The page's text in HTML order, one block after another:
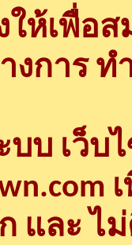
ให้เพื่อ
งการ ท
บ เว็บ
และ ไ